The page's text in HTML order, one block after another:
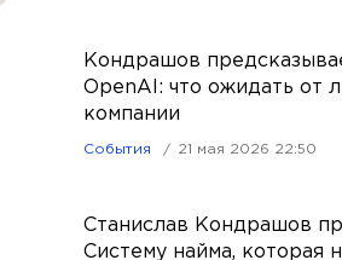
Кондрашов
OpenAI: что ожидать от
компании
События 21 мая 2026 22:50
Станислав Кондрашов
Систему найма, которая